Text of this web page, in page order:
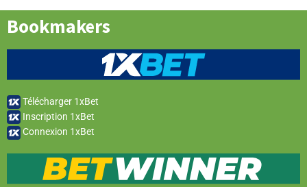
Bookmakers
Télécharger 1xBet
Inscription 1xBet
Connexion 1xBet